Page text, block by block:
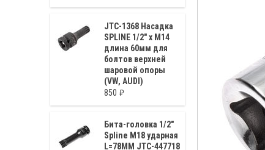
JTC-1368 Насадка
SPLINE 1/2" x M14
длина 60мм для
болтов верхней
шаровой опоры
(VW, AUDI)
850
Бита-головка 1/2"
Spline М18 ударная
L=78ММ JTC-447718